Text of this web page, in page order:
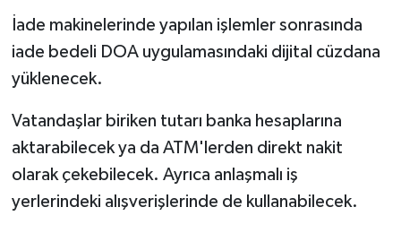
İade makinelerinde yapılan işlemler sonrasında
iade bedeli DOA uygulamasındaki dijital cüzdana
yüklenecek.
Vatandaşlar biriken tutarı banka hesaplarına
aktarabilecek ya da ATM'lerden direkt nakit
olarak çekebilecek. Ayrıca anlaşmalı iş
yerlerindeki alışverişlerinde de kullanabilecek.